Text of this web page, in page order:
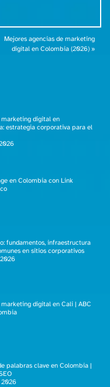
Mejores agencias de marketing
digital en Colombia (2026)»
marketing digital en
estrategia corporativa para el
en Colombia con Link
fundamentos, infraestructura
en sitios corporativos
marketing digital en Cali | ABC
palabras clave en Colombia |
2026